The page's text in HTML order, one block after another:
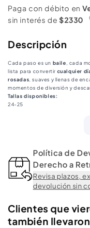
Chiporro
Niña
Rosado
Chiporro
Niña
Rosado
Paga con débito en
sin interés de $2330
Descripción
Cada paso es un baile , cada
lista para convertir cualquier
rosadas , suaves y llenas de
momentos de diversión y
Tallas disponibles:
24-25
Política de
Derecho a
Revisa plazos,
devolución sin
Clientes que
también llevaron